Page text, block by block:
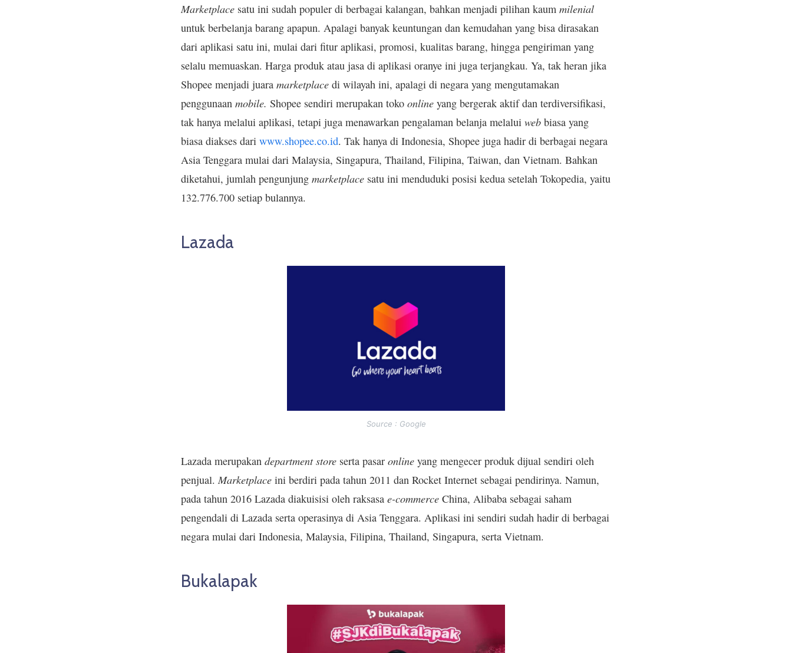
Marketplace satu ini sudah populer di berbagai kalangan, bahkan menjadi pilihan kaum milenial
untuk berbelanja barang apapun. Apalagi banyak keuntungan dan kemudahan yang bisa dirasakan
dari aplikasi satu ini, mulai dari fitur aplikasi, promosi, kualitas barang, hingga pengiriman yang
selalu memuaskan. Harga produk atau jasa di aplikasi oranye ini juga terjangkau. Ya, tak heran jika
Shopee menjadi juara marketplace di wilayah ini, apalagi di negara yang mengutamakan
penggunaan mobile. Shopee sendiri merupakan toko online yang bergerak aktif dan terdiversifikasi,
tak hanya melalui aplikasi, tetapi juga menawarkan pengalaman belanja melalui web biasa yang
biasa diakses dari www.shopee.co.id. Tak hanya di Indonesia, Shopee juga hadir di berbagai negara
Asia Tenggara mulai dari Malaysia, Singapura, Thailand, Filipina, Taiwan, dan Vietnam. Bahkan
diketahui, jumlah pengunjung marketplace satu ini menduduki posisi kedua setelah Tokopedia, yaitu
132.776.700 setiap bulannya.
Lazada
Source : Google
Lazada merupakan department store serta pasar online yang mengecer produk dijual sendiri oleh
penjual. Marketplace ini berdiri pada tahun 2011 dan Rocket Internet sebagai pendirinya. Namun,
pada tahun 2016 Lazada diakuisisi oleh raksasa e-commerce China, Alibaba sebagai saham
pengendali di Lazada serta operasinya di Asia Tenggara. Aplikasi ini sendiri sudah hadir di berbagai
negara mulai dari Indonesia, Malaysia, Filipina, Thailand, Singapura, serta Vietnam.
Bukalapak